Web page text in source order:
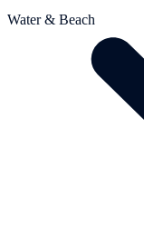
Water & Beach